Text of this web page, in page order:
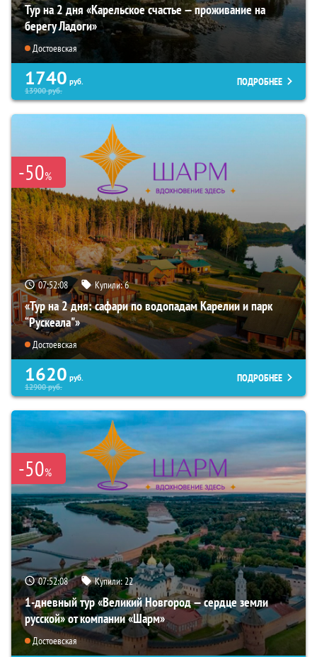
Тур на 2 дня «Карельское счастье — проживание на
берегу Ладоги»
Достоевская
1740 руб.
13900руб.
ПОДРОБНЕЕ
-50%
07:52:07 Купили:6
«Тур на 2 дня: сафари по водопадам Карелии и парк
“Рускеала"»
Достоевская
1620 руб.
12900руб.
ПОДРОБНЕЕ
-50%
07:52:07 Купили:22
1-дневный тур «Великий Новгород — сердце земли
русской» от компании «Шарм»
Достоевская